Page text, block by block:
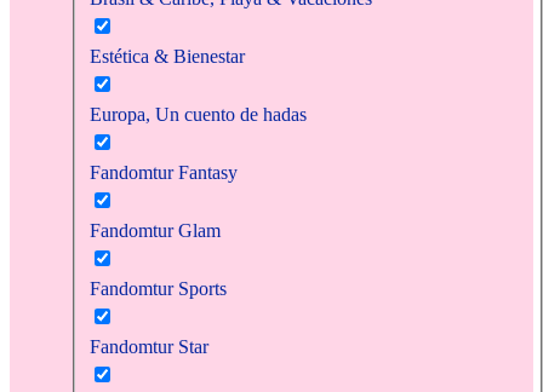
Estética & Bienestar
Europa, Un cuento de hadas
Fandomtur Fantasy
Fandomtur Glam
Fandomtur Sports
Fandomtur Star